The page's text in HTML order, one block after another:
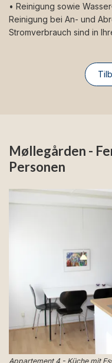
• Reinigung sowie
Reinigung bei An- und
Stromverbrauch sind in
Møllegården -
Personen
Appartement 4 - Küche mit